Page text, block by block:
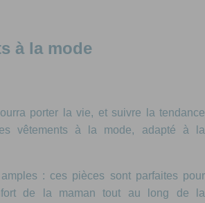
à la mode
porter la vie, et suivre la tendance
vêtements à la mode, adapté à la
amples : ces pièces sont parfaites pour
de la maman tout au long de la